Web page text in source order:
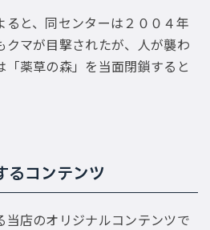
と、同センターは２００４年
クマが目撃されたが、人が襲わ
薬草の森」を当面閉鎖すると
るコンテンツ
店のオリジナルコンテンツで